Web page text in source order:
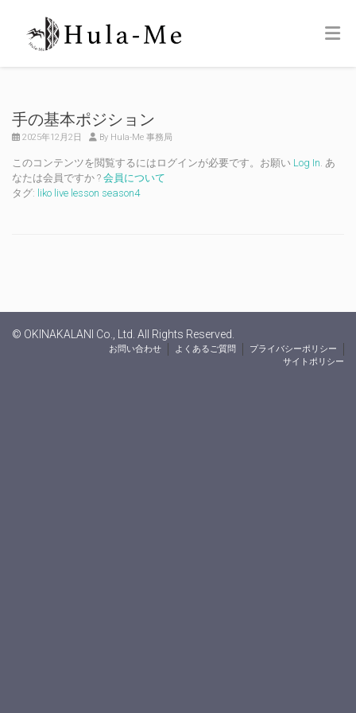
手の基本ポジション
2025年12月2日 By Hula-Me 事務局
このコンテンツを閲覧するにはログインが必要です。お願い Log In. あ
なたは会員ですか ? 会員について
タグ: liko live lesson season4
© OKINAKALANI Co., Ltd. All Rights Reserved.
お問い合わせ よくあるご質問
プライバシーポリシー
サイトポリシー